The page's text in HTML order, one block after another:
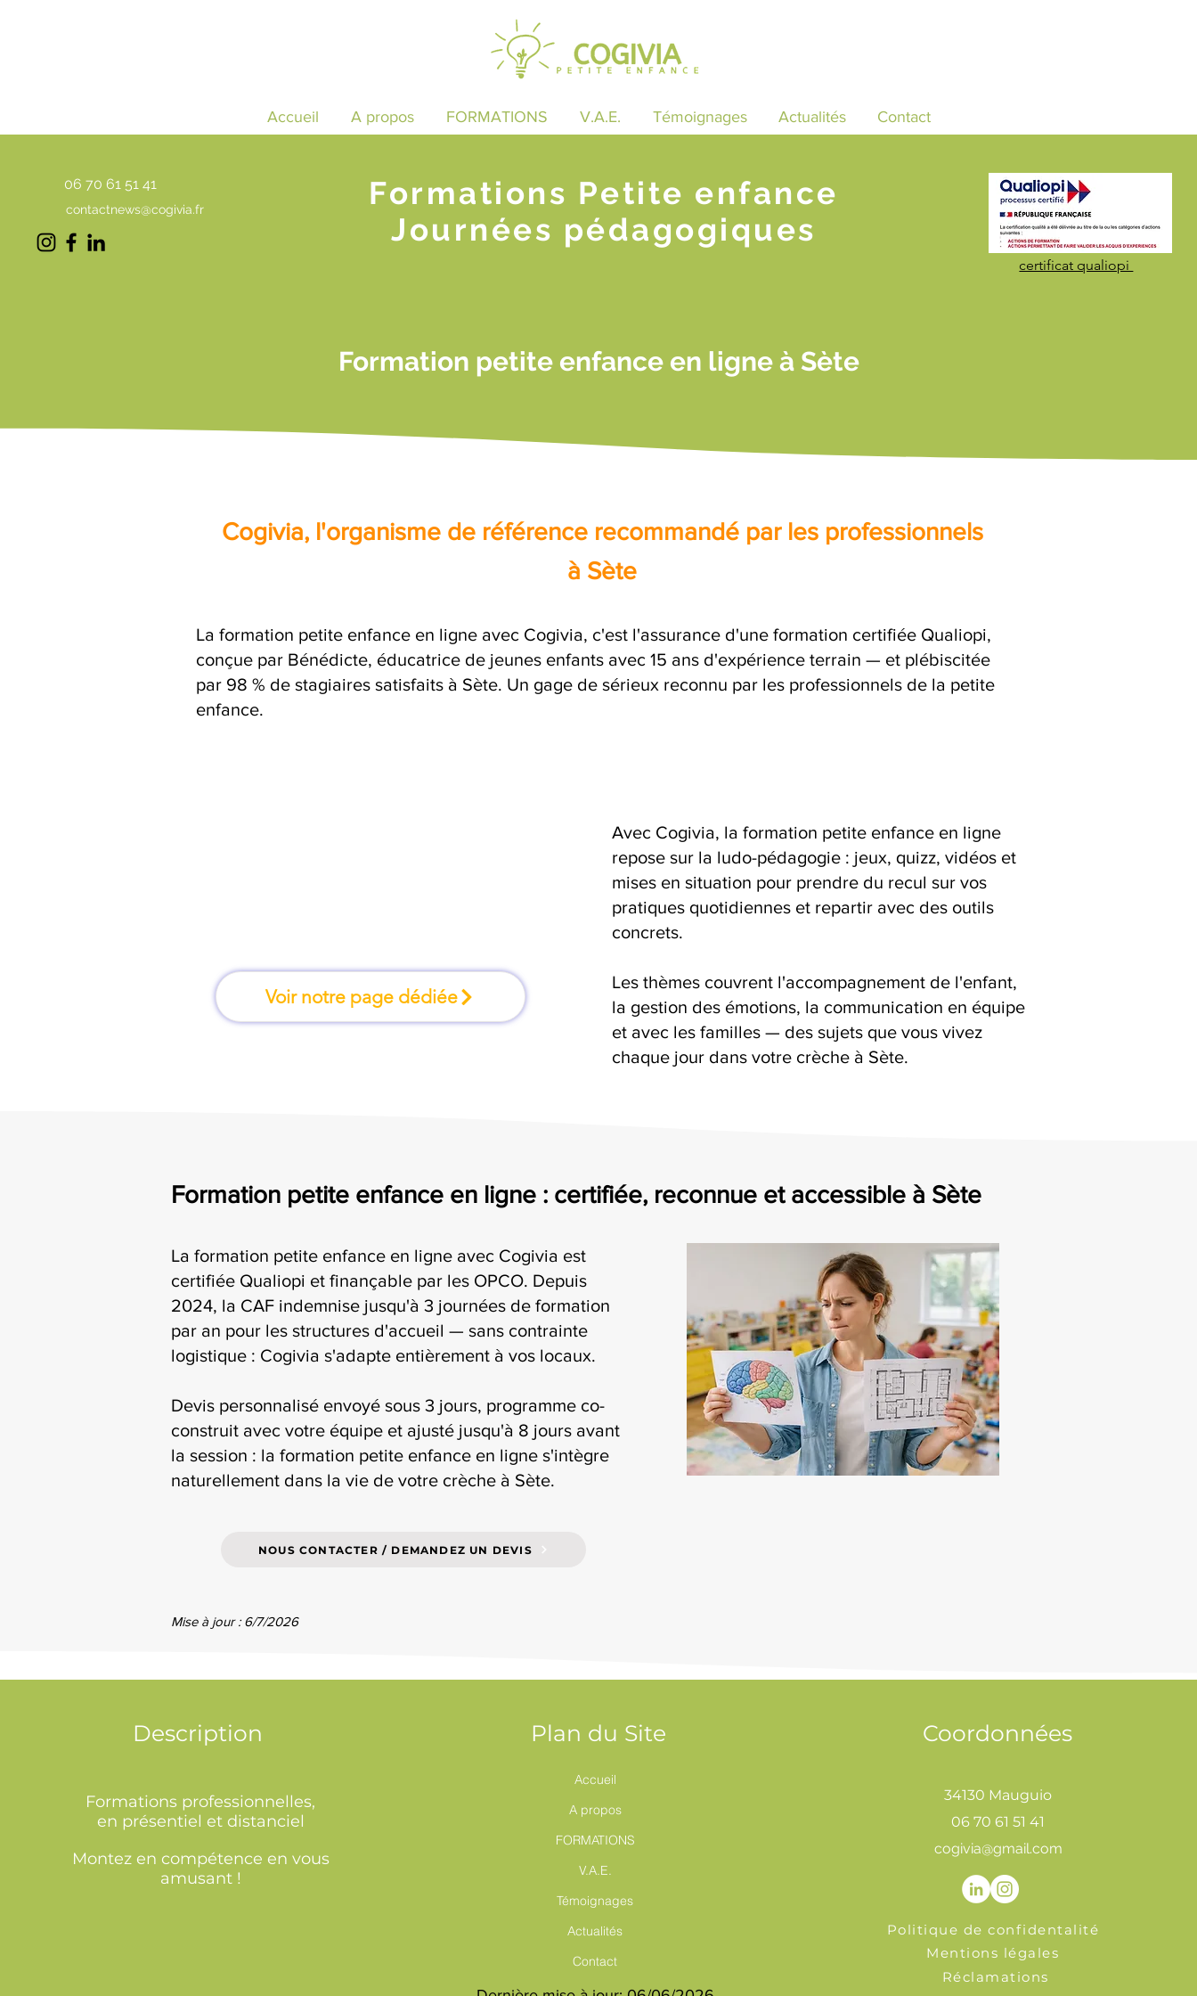
Accueil A propos FORMATIONS V.A.E. Témoignages Actualités Contact
06 70 61 51 41
contactnews@cogivia.fr
Formations Petite enfance
Journées pédagogiques
certificat qualiopi
Formation petite enfance en ligne à Sète
Cogivia, l'organisme de référence recommandé par les professionnels
à Sète
La formation petite enfance en ligne avec Cogivia, c'est l'assurance d'une formation certifiée Qualiopi,
conçue par Bénédicte, éducatrice de jeunes enfants avec 15 ans d'expérience terrain — et plébiscitée
par 98 % de stagiaires satisfaits à Sète. Un gage de sérieux reconnu par les professionnels de la petite
enfance.
Voir notre page dédiée
Avec Cogivia, la formation petite enfance en ligne
repose sur la ludo-pédagogie : jeux, quizz, vidéos et
mises en situation pour prendre du recul sur vos
pratiques quotidiennes et repartir avec des outils
concrets.
Les thèmes couvrent l'accompagnement de l'enfant,
la gestion des émotions, la communication en équipe
et avec les familles — des sujets que vous vivez
chaque jour dans votre crèche à Sète.
Formation petite enfance en ligne : certifiée, reconnue et accessible à Sète
La formation petite enfance en ligne avec Cogivia est
certifiée Qualiopi et finançable par les OPCO. Depuis
2024, la CAF indemnise jusqu'à 3 journées de formation
par an pour les structures d'accueil — sans contrainte
logistique : Cogivia s'adapte entièrement à vos locaux.
Devis personnalisé envoyé sous 3 jours, programme co-
construit avec votre équipe et ajusté jusqu'à 8 jours avant
la session : la formation petite enfance en ligne s'intègre
naturellement dans la vie de votre crèche à Sète.
NOUS CONTACTER / DEMANDEZ UN DEVIS
Mise à jour : 6/7/2026
Description
Formations professionnelles,
en présentiel et distanciel
Montez en compétence en vous
amusant !
Plan du Site
Accueil
A propos
FORMATIONS
V.A.E.
Témoignages
Actualités
Contact
Coordonnées
34130 Mauguio
06 70 61 51 41
cogivia@gmail.com
Politique de confidentalité
Mentions légales
Réclamations